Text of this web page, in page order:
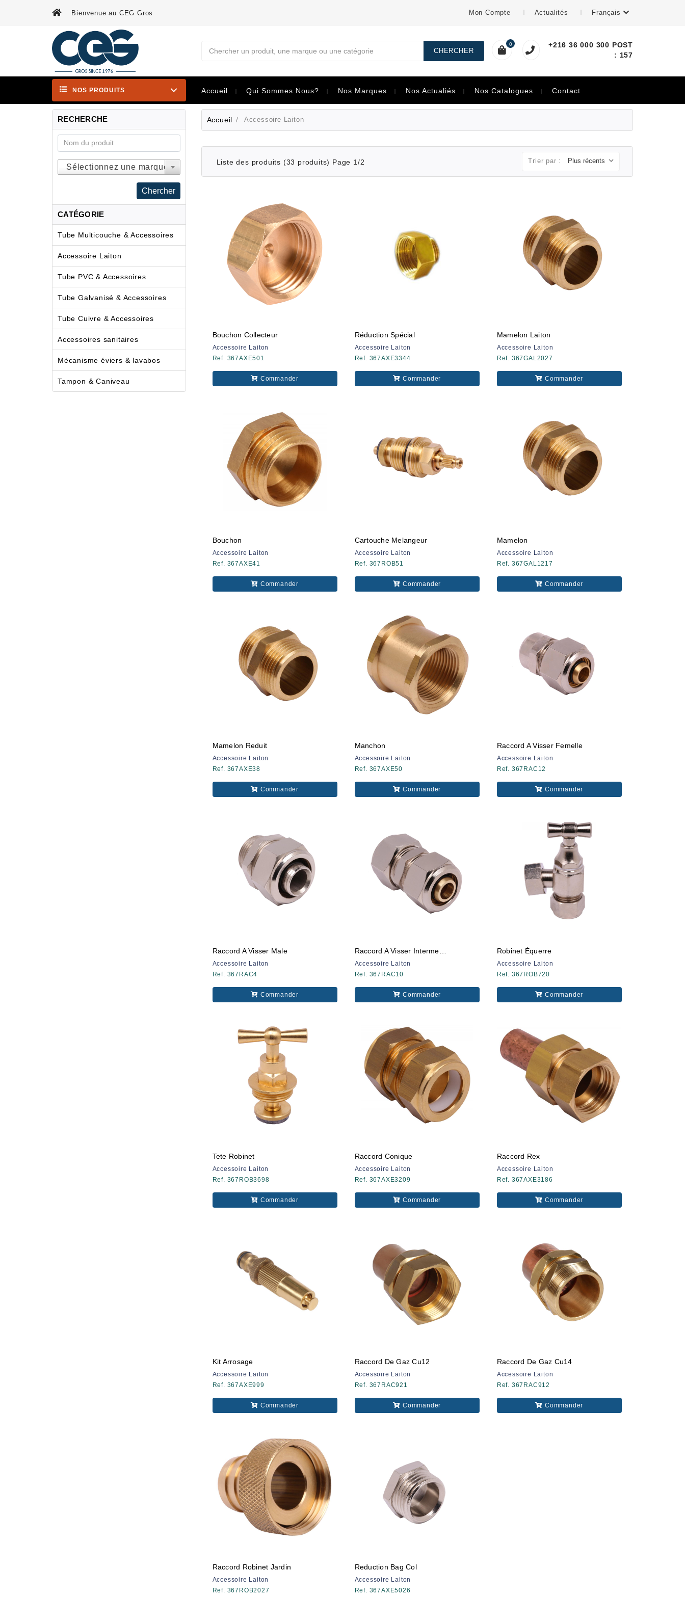
Bienvenue au CEG Gros Mon Compte Actualités Français
0
+216 36 000 300 POST
: 157
NOS PRODUITS Accueil Qui Sommes Nous? Nos Marques Nos Actualiés Nos Catalogues Contact
RECHERCHE
Sélectionnez une marque
CATÉGORIE
Tube Multicouche & Accessoires
Accessoire Laiton
Tube PVC & Accessoires
Tube Galvanisé & Accessoires
Tube Cuivre & Accessoires
Accessoires sanitaires
Mécanisme éviers & lavabos
Tampon & Caniveau
Accueil Accessoire Laiton
Liste des produits (33 produits) Page 1/2 Trier par :
Bouchon Collecteur
Accessoire Laiton
Ref. 367AXE501
Commander
Réduction Spécial
Accessoire Laiton
Ref. 367AXE3344
Commander
Mamelon Laiton
Accessoire Laiton
Ref. 367GAL2027
Commander
Bouchon
Accessoire Laiton
Ref. 367AXE41
Commander
Cartouche Melangeur
Accessoire Laiton
Ref. 367ROB51
Commander
Mamelon
Accessoire Laiton
Ref. 367GAL1217
Commander
Mamelon Reduit
Accessoire Laiton
Ref. 367AXE38
Commander
Manchon
Accessoire Laiton
Ref. 367AXE50
Commander
Raccord A Visser Femelle
Accessoire Laiton
Ref. 367RAC12
Commander
Raccord A Visser Male
Accessoire Laiton
Ref. 367RAC4
Commander
Accessoire Laiton
Ref. 367RAC10
Commander
Robinet Équerre
Accessoire Laiton
Ref. 367ROB720
Commander
Tete Robinet
Accessoire Laiton
Ref. 367ROB3698
Commander
Raccord Conique
Accessoire Laiton
Ref. 367AXE3209
Commander
Raccord Rex
Accessoire Laiton
Ref. 367AXE3186
Commander
Kit Arrosage
Accessoire Laiton
Ref. 367AXE999
Commander
Raccord De Gaz Cu12
Accessoire Laiton
Ref. 367RAC921
Commander
Raccord De Gaz Cu14
Accessoire Laiton
Ref. 367RAC912
Commander
Raccord Robinet Jardin
Accessoire Laiton
Ref. 367ROB2027
Reduction Bag Col
Accessoire Laiton
Ref. 367AXE5026